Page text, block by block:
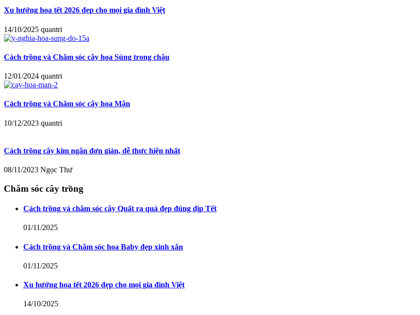
Xu hướng hoa tết 2026 đẹp cho mọi gia đình Việt
14/10/2025 quantri
Cách trồng và Chăm sóc cây hoa Súng trong chậu
12/01/2024 quantri
Cách trồng và Chăm sóc cây hoa Mận
10/12/2023 quantri
Cách trồng cây kim ngân đơn giản, dễ thực hiện nhất
08/11/2023 Ngọc Thư
Chăm sóc cây trồng
Cách trồng và chăm sóc cây Quất ra quả đẹp đúng dịp Tết
01/11/2025
Cách trồng và Chăm sóc hoa Baby đẹp xinh xắn
01/11/2025
Xu hướng hoa tết 2026 đẹp cho mọi gia đình Việt
14/10/2025